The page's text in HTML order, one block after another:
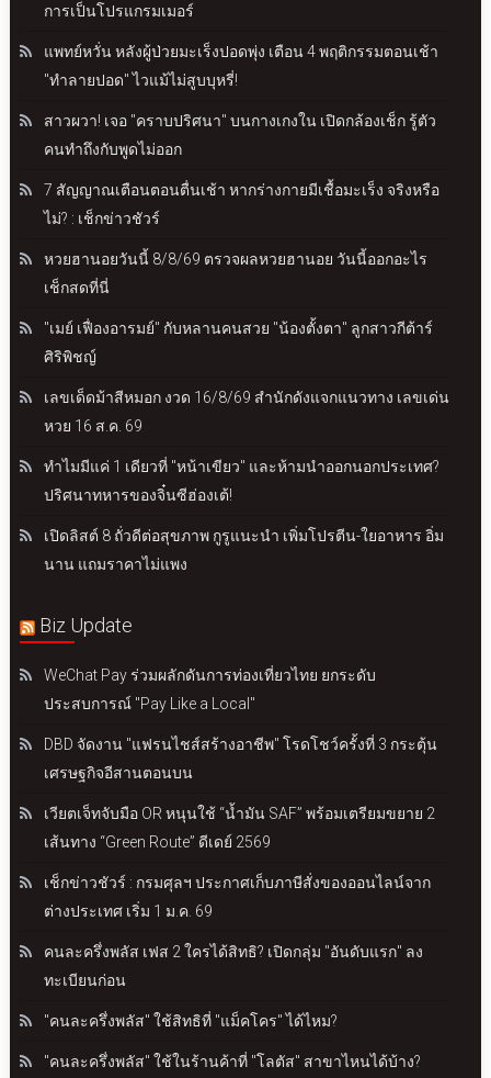
การเป็นโปรแกรมเมอร์
แพทย์หวั่น หลังผู้ป่วยมะเร็งปอดพุ่ง เตือน 4 พฤติกรรมตอนเช้า
"ทำลายปอด" ไวแม้ไม่สูบบุหรี่!
สาวผวา! เจอ "คราบปริศนา" บนกางเกงใน เปิดกล้องเช็ก รู้ตัว
คนทำถึงกับพูดไม่ออก
7 สัญญาณเตือนตอนตื่นเช้า หากร่างกายมีเชื้อมะเร็ง จริงหรือ
ไม่? : เช็กข่าวชัวร์
หวยฮานอยวันนี้ 8/8/69 ตรวจผลหวยฮานอย วันนี้ออกอะไร
เช็กสดที่นี่
"เมย์ เฟื่องอารมย์" กับหลานคนสวย "น้องตั้งตา" ลูกสาวกีต้าร์
ศิริพิชญ์
เลขเด็ดม้าสีหมอก งวด 16/8/69 สำนักดังแจกแนวทาง เลขเด่น
หวย 16 ส.ค. 69
ทำไมมีแค่ 1 เดียวที่ "หน้าเขียว" และห้ามนำออกนอกประเทศ?
ปริศนาทหารของจิ๋นซีฮ่องเต้!
เปิดลิสต์ 8 ถั่วดีต่อสุขภาพ กูรูแนะนำ เพิ่มโปรตีน-ใยอาหาร อิ่ม
นาน แถมราคาไม่แพง
Biz Update
WeChat Pay ร่วมผลักดันการท่องเที่ยวไทย ยกระดับ
ประสบการณ์ "Pay Like a Local"
DBD จัดงาน "แฟรนไชส์สร้างอาชีพ" โรดโชว์ครั้งที่ 3 กระตุ้น
เศรษฐกิจอีสานตอนบน
เวียตเจ็ทจับมือ OR หนุนใช้ “น้ำมัน SAF” พร้อมเตรียมขยาย 2
เส้นทาง “Green Route” ดีเดย์ 2569
เช็กข่าวชัวร์ : กรมศุลฯ ประกาศเก็บภาษีสั่งของออนไลน์จาก
ต่างประเทศ เริ่ม 1 ม.ค. 69
คนละครึ่งพลัส เฟส 2 ใครได้สิทธิ? เปิดกลุ่ม "อันดับแรก" ลง
ทะเบียนก่อน
"คนละครึ่งพลัส" ใช้สิทธิที่ "แม็คโคร" ได้ไหม?
"คนละครึ่งพลัส" ใช้ในร้านค้าที่ "โลตัส" สาขาไหนได้บ้าง?